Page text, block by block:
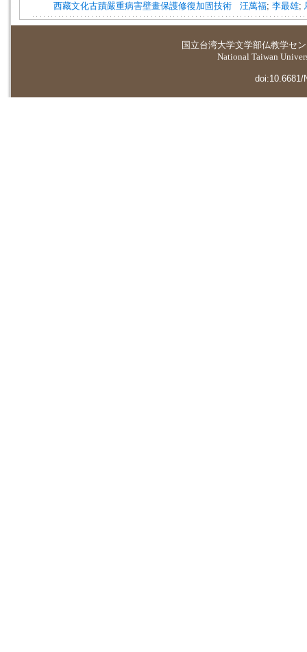
西藏文化古蹟嚴重病害壁畫保護修復加固技術 汪萬福; 李最雄;
国立台湾大学文学部仏教学セ
National Taiwan
doi:10.6681/